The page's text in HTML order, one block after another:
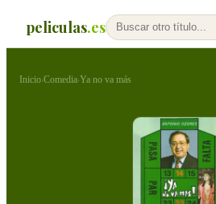
peliculas.es
Inicio›Comedia›Ya no va más